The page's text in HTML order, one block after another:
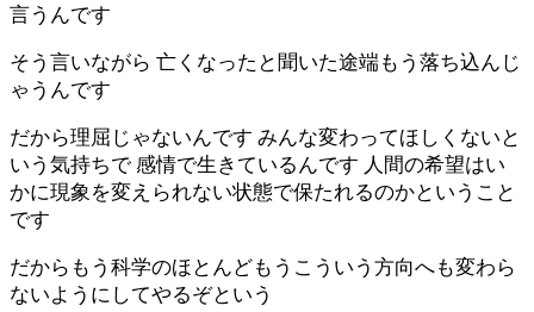
言うんです
そう言いながら 亡くなったと聞いた途端もう落ち込んじ
ゃうんです
だから理屈じゃないんです みんな変わってほしくないと
いう気持ちで 感情で生きているんです 人間の希望はい
かに現象を変えられない状態で保たれるのかということ
です
だからもう科学のほとんどもうこういう方向へも変わら
ないようにしてやるぞという